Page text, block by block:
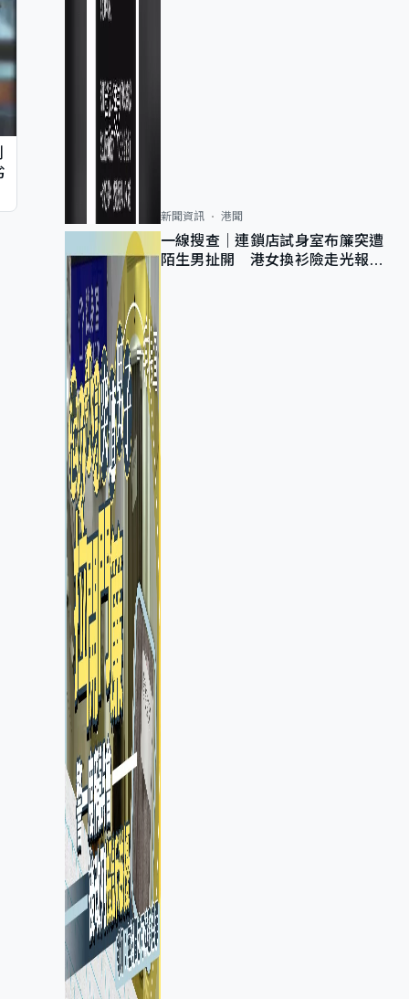
新聞資訊 港聞
一線搜查｜連鎖店試身室布簾突遭
陌生男扯開 港女換衫險走光報